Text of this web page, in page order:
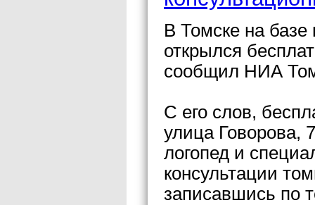
В Томске на базе
открылся
сообщил НИА
С его слов,
улица Говорова,
логопед и
консультации
записавшись по